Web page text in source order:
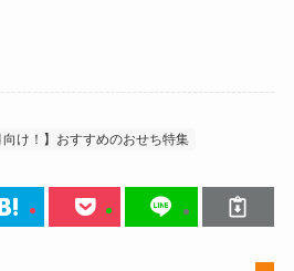
向け！】おすすめのおせち特集